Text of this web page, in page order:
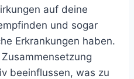
auf deine
und sogar
Erkrankungen haben.
beeinflussen, was zu